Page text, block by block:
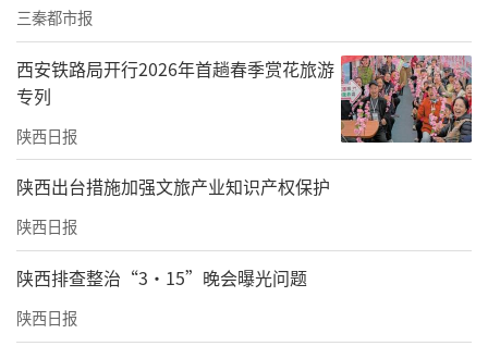
驾校教练——
学费涨了教练工资却降了，有驾校教练集体辞
职
关于9家驾校集体涨价的原因，多名曾在商州区
当地驾校任职的教练均称，听说系3家驾校负责
人承包了其他6家驾校，对商州区9家驾校统一
经营，而统一经营后，他们的收入受到了很大
影响。
三秦都市报
西安铁路局开行2026年首趟春季赏花旅游
专列
陕西日报
​陕西出台措施加强文旅产业知识产权保护
陕西日报
陕西排查整治“3·15”晚会曝光问题
陕西日报